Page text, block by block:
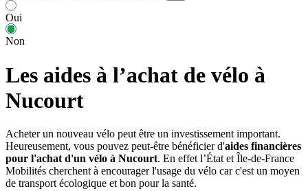
Oui
Non
Les aides à l’achat de vélo à
Nucourt
Acheter un nouveau vélo peut être un investissement important.
Heureusement, vous pouvez peut-être bénéficier d'aides financières
pour l'achat d'un vélo à Nucourt. En effet l’État et Île-de-France
Mobilités cherchent à encourager l'usage du vélo car c'est un moyen
de transport écologique et bon pour la santé.